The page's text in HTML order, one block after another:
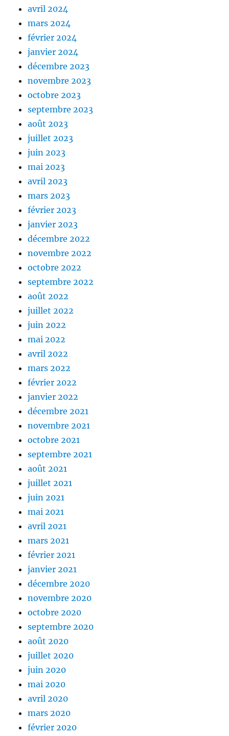
avril 2024
mars 2024
février 2024
janvier 2024
décembre 2023
novembre 2023
octobre 2023
septembre 2023
août 2023
juillet 2023
juin 2023
mai 2023
avril 2023
mars 2023
février 2023
janvier 2023
décembre 2022
novembre 2022
octobre 2022
septembre 2022
août 2022
juillet 2022
juin 2022
mai 2022
avril 2022
mars 2022
février 2022
janvier 2022
décembre 2021
novembre 2021
octobre 2021
septembre 2021
août 2021
juillet 2021
juin 2021
mai 2021
avril 2021
mars 2021
février 2021
janvier 2021
décembre 2020
novembre 2020
octobre 2020
septembre 2020
août 2020
juillet 2020
juin 2020
mai 2020
avril 2020
mars 2020
février 2020